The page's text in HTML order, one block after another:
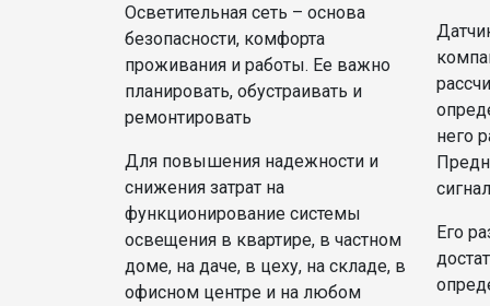
Осветительная сеть – основа
безопасности, комфорта
проживания и работы. Ее важно
планировать, обустраивать и
ремонтировать
Для повышения надежности и
снижения затрат на
функционирование системы
освещения в квартире, в частном
доме, на даче, в цеху, на складе, в
офисном центре и на любом
него
Его